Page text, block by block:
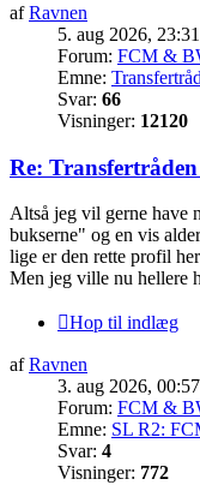
afRavnen
5. aug 2026, 23:31
Forum: FCM &
Emne:
Svar: 66
Visninger: 12120
Re:
Altså jeg vil gerne have
bukserne" og en vis
lige er den rette profil
Men jeg ville nu hellere
Hop til indlæg
afRavnen
3. aug 2026, 00:57
Forum: FCM &
Emne: SL R2:
Svar: 4
Visninger: 772